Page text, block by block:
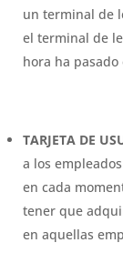
un terminal de
el terminal de
hora ha
TARJETA DE
a los
en cada
tener que
en aquellas